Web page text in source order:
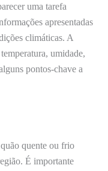
uma tarefa
apresentadas
climáticas. A
umidade,
pontos-chave a
quente ou frio
É importante